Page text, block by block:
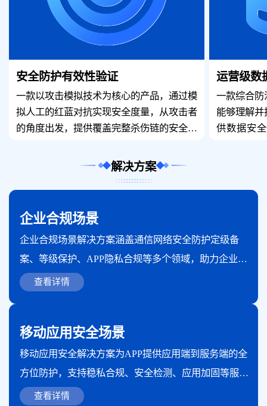
安全防护有效性验证
一款以攻击模拟技术为核心的产品，通过模
拟人工的红蓝对抗实现安全度量，从攻击者
的角度出发，提供覆盖完整杀伤链的安全场
WAF、威胁防护、终端安全、数据保护、
攻击编排八大场景。旨在帮助用户实现企业
安全检测、安全防护能力有效性验证以及安
全事件自动化响应能力，实时把握安全建设
效果，把控企业安全态势。
运营级数
一款综合
能够理解
供数据安
力建设的
解决方案
企业合规场景
企业合规场景解决方案涵盖通信网络安全防护定级备
案、等级保护、APP隐私合规等多个领域，助力企业充
分利用信息技术的优势，有效应对安全和合规挑战，为
查看详情
移动应用安全场景
移动应用安全解决方案为APP提供应用端到服务端的全
方位防护，支持稳私合规、安全检测、应用加固等服
务，拥有丰富的行业经验，已服务于金融、互联网、运
查看详情